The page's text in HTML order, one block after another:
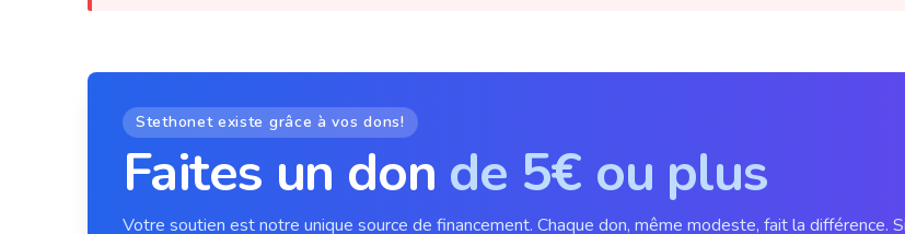
Stethonet existe grâce à vos dons!
Faites un don de 5€ ou plus
Votre soutien est notre unique source de financement. Chaque don, même modeste, fait la différence.